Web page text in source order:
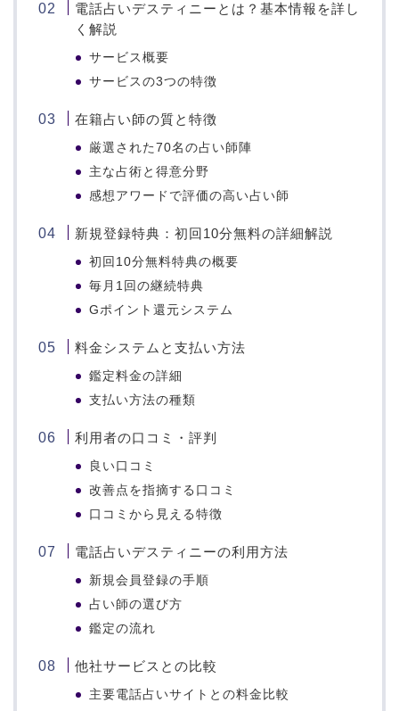
電話占いデスティニーとは？基本情報を詳し
く解説
サービス概要
サービスの3つの特徴
在籍占い師の質と特徴
厳選された70名の占い師陣
主な占術と得意分野
感想アワードで評価の高い占い師
新規登録特典：初回10分無料の詳細解説
初回10分無料特典の概要
毎月1回の継続特典
Gポイント還元システム
料金システムと支払い方法
鑑定料金の詳細
支払い方法の種類
利用者の口コミ・評判
良い口コミ
改善点を指摘する口コミ
口コミから見える特徴
電話占いデスティニーの利用方法
新規会員登録の手順
占い師の選び方
鑑定の流れ
他社サービスとの比較
主要電話占いサイトとの料金比較